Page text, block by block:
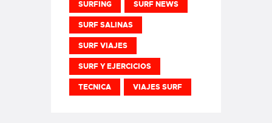
SURFING SURF NEWS
SURF SALINAS
SURF VIAJES
SURF Y EJERCICIOS
TECNICA VIAJES SURF